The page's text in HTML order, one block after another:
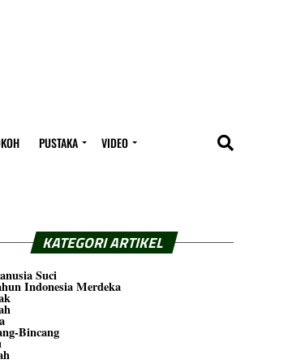
PUSTAKA VIDEO
KATEGORI ARTIKEL
Suci
Indonesia Merdeka
Bincang